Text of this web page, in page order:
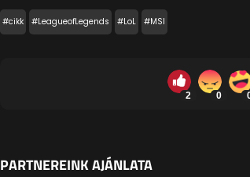
#cikk #LeagueofLegends #LoL #MSI
2 0
PARTNEREINK AJÁNLATA